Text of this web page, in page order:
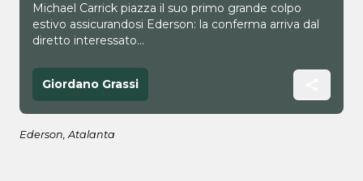
Michael Carrick piazza il suo primo grande colpo
estivo assicurandosi Ederson: la conferma arriva dal
diretto interessato...
Giordano Grassi
Ederson, Atalanta